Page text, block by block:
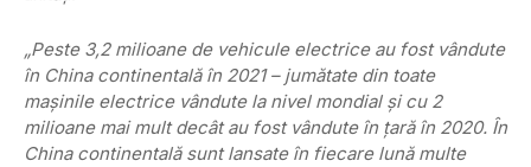
„Peste 3,2 milioane de vehicule electrice au fost vândute
în China continentală în 2021 – jumătate din toate
mașinile electrice vândute la nivel mondial și cu 2
milioane mai mult decât au fost vândute în țară în 2020. În
China continentală sunt lansate în fiecare lună multe